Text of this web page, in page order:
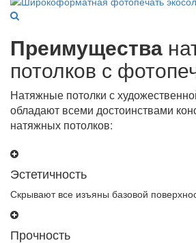
Преимущества
потолков с
Натяжные потолки с
обладают всеми достоинствами
натяжных потолков:
Эстетичность
Скрывают все изъяны базовой
Прочность